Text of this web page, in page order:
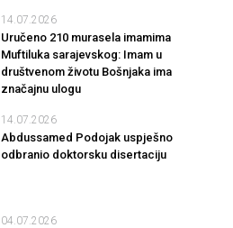
14.07.2026
Uručeno 210 murasela imamima
Muftiluka sarajevskog: Imam u
društvenom životu Bošnjaka ima
značajnu ulogu
14.07.2026
Abdussamed Podojak uspješno
odbranio doktorsku disertaciju
04.07.2026